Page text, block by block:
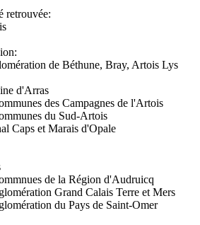
retrouvée:
de Béthune, Bray, Artois Lys
d'Arras
des Campagnes de l'Artois
du Sud-Artois
Caps et Marais d'Opale
de la Région d'Audruicq
Grand Calais Terre et Mers
du Pays de Saint-Omer